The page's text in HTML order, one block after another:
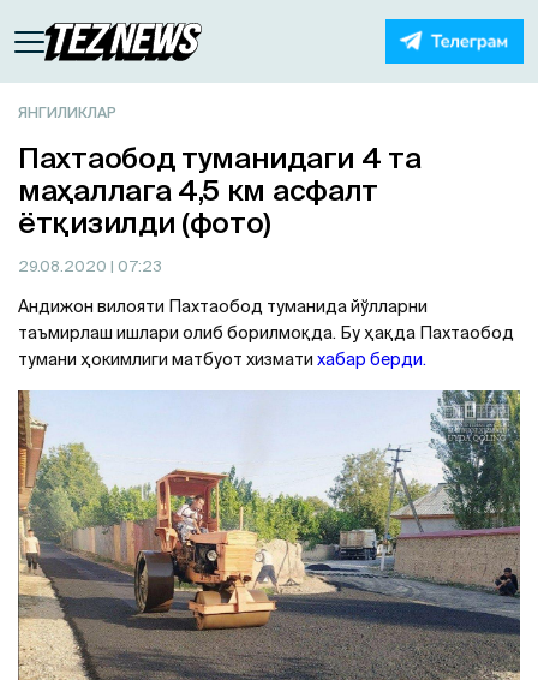
ЯНГИЛИКЛАР
Пахтаобод туманидаги 4 та
маҳаллага 4,5 км асфалт
ётқизилди (фото)
29.08.2020 | 07:23
Aндижон вилояти Пахтаобод туманида йўлларни
таъмирлаш ишлари олиб борилмоқда. Бу ҳақда Пахтаобод
тумани ҳокимлиги матбуот хизмати хабар берди.